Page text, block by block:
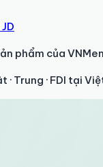
phẩm của
Trung · FDI tại